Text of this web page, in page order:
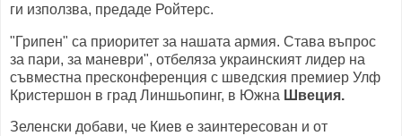
ги използва, предаде Ройтерс.
"Грипен" са приоритет за нашата армия. Става въпрос
за пари, за маневри", отбеляза украинският лидер на
съвместна пресконференция с шведския премиер Улф
Кристершон в град Линшьопинг, в Южна Швеция.
Зеленски добави, че Киев е заинтересован и от